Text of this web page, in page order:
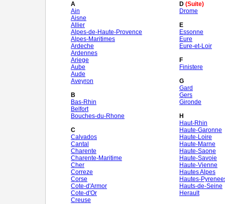
A
Ain
Aisne
Allier
Alpes-de-Haute-Provence
Alpes-Maritimes
Ardeche
Ardennes
Ariege
Aube
Aude
Aveyron
B
Bas-Rhin
Belfort
Bouches-du-Rhone
C
Calvados
Cantal
Charente
Charente-Maritime
Cher
Correze
Corse
Cote-d'Armor
Cote-d'Or
Creuse
D (Suite)
Drome
E
Essonne
Eure
Eure-et-Loir
F
Finistere
G
Gard
Gers
Gironde
H
Haut-Rhin
Haute-Garonne
Haute-Loire
Haute-Marne
Haute-Saone
Haute-Savoie
Haute-Vienne
Hautes Alpes
Hautes-
Hauts-de-Seine
Herault